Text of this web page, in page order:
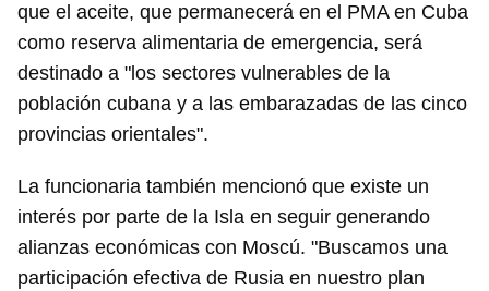
que el aceite, que permanecerá en el PMA en Cuba
como reserva alimentaria de emergencia, será
destinado a "los sectores vulnerables de la
población cubana y a las embarazadas de las cinco
provincias orientales".
La funcionaria también mencionó que existe un
interés por parte de la Isla en seguir generando
alianzas económicas con Moscú. "Buscamos una
participación efectiva de Rusia en nuestro plan